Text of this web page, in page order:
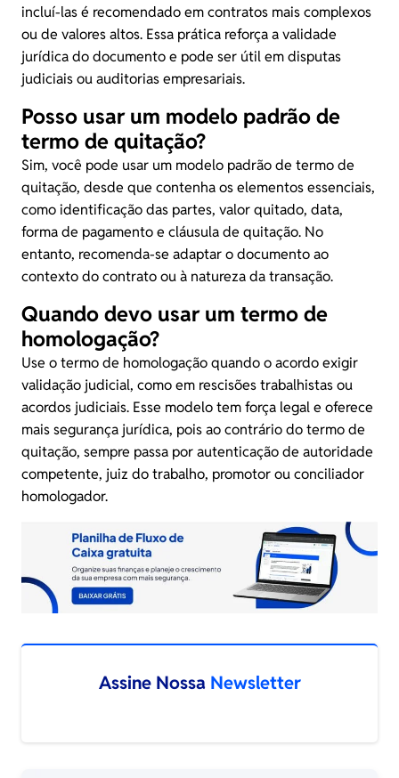
incluí-las é recomendado em contratos mais complexos
ou de valores altos. Essa prática reforça a validade
jurídica do documento e pode ser útil em disputas
judiciais ou auditorias empresariais.
Posso usar um modelo padrão de
termo de quitação?
Sim, você pode usar um modelo padrão de termo de
quitação, desde que contenha os elementos essenciais,
como identificação das partes, valor quitado, data,
forma de pagamento e cláusula de quitação. No
entanto, recomenda-se adaptar o documento ao
contexto do contrato ou à natureza da transação.
Quando devo usar um termo de
homologação?
Use o termo de homologação quando o acordo exigir
validação judicial, como em rescisões trabalhistas ou
acordos judiciais. Esse modelo tem força legal e oferece
mais segurança jurídica, pois ao contrário do termo de
quitação, sempre passa por autenticação de autoridade
competente, juiz do trabalho, promotor ou conciliador
homologador.
Assine Nossa Newsletter